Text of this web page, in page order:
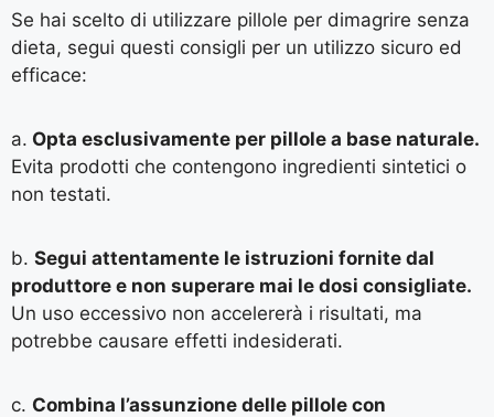
Se hai scelto di utilizzare pillole per dimagrire senza
dieta, segui questi consigli per un utilizzo sicuro ed
efficace:
a. Opta esclusivamente per pillole a base naturale.
Evita prodotti che contengono ingredienti sintetici o
non testati.
b. Segui attentamente le istruzioni fornite dal
produttore e non superare mai le dosi consigliate.
Un uso eccessivo non accelererà i risultati, ma
potrebbe causare effetti indesiderati.
c. Combina l’assunzione delle pillole con